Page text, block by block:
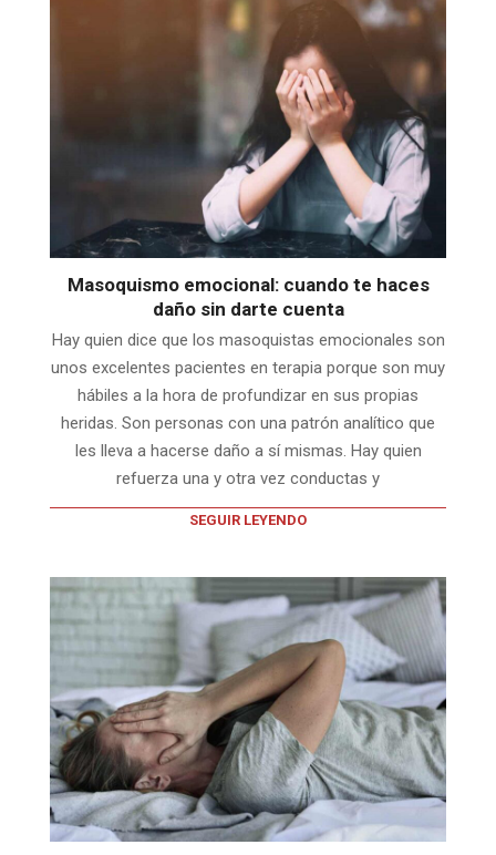
Masoquismo emocional: cuando te haces
daño sin darte cuenta
Hay quien dice que los masoquistas emocionales son
unos excelentes pacientes en terapia porque son muy
hábiles a la hora de profundizar en sus propias
heridas. Son personas con una patrón analítico que
les lleva a hacerse daño a sí mismas. Hay quien
refuerza una y otra vez conductas y
SEGUIR LEYENDO